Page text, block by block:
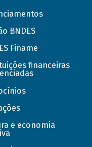
BNDES
Finame
financeiras
e economia